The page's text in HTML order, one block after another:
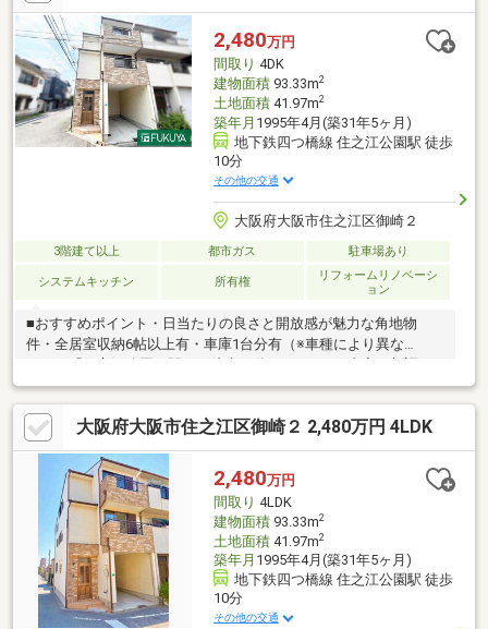
2,480万円
間取り 4DK
建物面積93.33m2
土地面積41.97m2
築年月 1995年4月(築31年5ヶ月)
地下鉄四つ橋線 住之江公園駅 徒歩
10分
その他の交通
大阪府大阪市住之江区御崎２
3階建て以上 都市ガス 駐車場あり
システムキッチン 所有権
リフォームリノベーシ
ョン
■おすすめポイント・日当たりの良さと開放感が魅力な角地物
件・全居室収納6帖以上有・車庫1台分有（※車種により異な
る）・「住之江公園」駅まで徒歩10分■リフォーム内容・新調
ユニットバス、洗面台、洗濯パン、給湯器 モニター付きインタ
ーホン、ポスト、・貼替 全室クロス、フロアタイル、CF、一部
網戸・室内一部塗り替え・ハウスクリーニング■周辺環境・ライ
フ加賀屋店まで約600ｍ・セブンイレブン大阪御崎1丁目店まで約
170ｍ・ツルハドラッグ住之江中加賀屋店まで約550ｍ・大阪市立
住之江小学校まで約300ｍ※写真中の家具等の調度品は売買対象に
含まれません。.
大阪府大阪市住之江区御崎２ 2,480万円 4LDK
2,480万円
間取り 4LDK
建物面積93.33m2
土地面積41.97m2
築年月 1995年4月(築31年5ヶ月)
地下鉄四つ橋線 住之江公園駅 徒歩
10分
その他の交通